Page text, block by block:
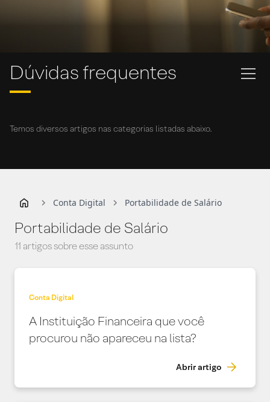
Dúvidas frequentes
Temos diversos artigos nas categorias listadas abaixo.
Conta Digital Portabilidade de Salário
Portabilidade de Salário
11 artigos sobre esse assunto
Conta Digital
A Instituição Financeira que você
procurou não apareceu na lista?
Abrir artigo